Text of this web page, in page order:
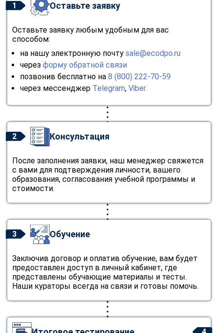
1 Оставьте заявку
Оставьте заявку любым удобным для вас
способом:
на нашу электронную почту sale@ecodpo.ru
через форму обратной связи
позвонив бесплатно на 8 (800) 222-70-59
через мессенджер Telegram, Viber
2 Консультация
После заполнения заявки, наш менеджер свяжется
с вами для подтверждения личности, вашего
образования, согласования учебной программы и
стоимости.
3 Обучение
Заключив договор и оплатив обучение, вам будет
предоставлен доступ в личный кабинет, где
представлены обучающие материалы и тесты.
Наши кураторы всегда на связи и готовы помочь.